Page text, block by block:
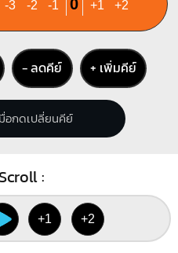
-3 -2 -1 0 +1 +2
− ลดคีย์ + เพิ่มคีย์
อกดเปลี่ยนคีย์
:
+1 +2